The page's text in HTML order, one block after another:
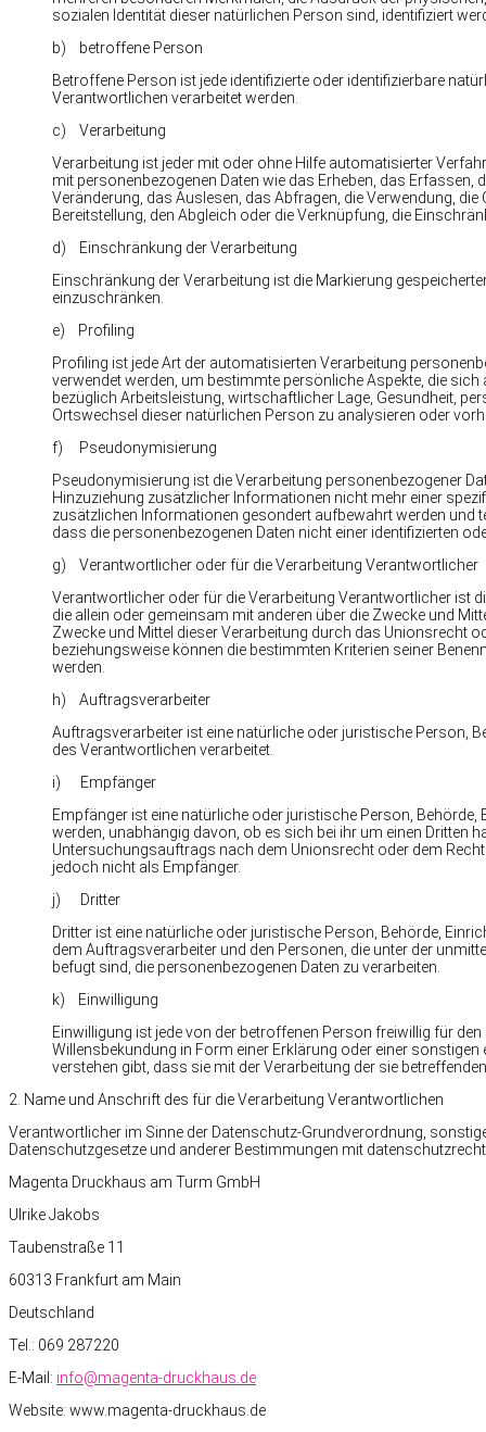
sozialen Identität dieser natürlichen Person sind, identifiziert
b) betroffene Person
Betroffene Person ist jede identifizierte oder identifizierbare
Verantwortlichen verarbeitet werden.
c) Verarbeitung
Verarbeitung ist jeder mit oder ohne Hilfe automatisierter
mit personenbezogenen Daten wie das Erheben, das
Veränderung, das Auslesen, das Abfragen, die Verwendung,
Bereitstellung, den Abgleich oder die Verknüpfung, die
d) Einschränkung der Verarbeitung
Einschränkung der Verarbeitung ist die Markierung
einzuschränken.
e) Profiling
Profiling ist jede Art der automatisierten Verarbeitung
verwendet werden, um bestimmte persönliche Aspekte, die
bezüglich Arbeitsleistung, wirtschaftlicher Lage, Gesundheit,
Ortswechsel dieser natürlichen Person zu analysieren oder
f) Pseudonymisierung
Pseudonymisierung ist die Verarbeitung personenbezogener
Hinzuziehung zusätzlicher Informationen nicht mehr einer
zusätzlichen Informationen gesondert aufbewahrt werden und
dass die personenbezogenen Daten nicht einer identifizierten
g) Verantwortlicher oder für die Verarbeitung Verantwortlicher
Verantwortlicher oder für die Verarbeitung Verantwortlicher ist
die allein oder gemeinsam mit anderen über die Zwecke und
Zwecke und Mittel dieser Verarbeitung durch das Unionsrecht
beziehungsweise können die bestimmten Kriterien seiner
werden.
h) Auftragsverarbeiter
Auftragsverarbeiter ist eine natürliche oder juristische Person,
des Verantwortlichen verarbeitet.
i) Empfänger
Empfänger ist eine natürliche oder juristische Person,
werden, unabhängig davon, ob es sich bei ihr um einen Dritten
Untersuchungsauftrags nach dem Unionsrecht oder dem
jedoch nicht als Empfänger.
j) Dritter
Dritter ist eine natürliche oder juristische Person, Behörde,
dem Auftragsverarbeiter und den Personen, die unter der
befugt sind, die personenbezogenen Daten zu verarbeiten.
k) Einwilligung
Einwilligung ist jede von der betroffenen Person freiwillig für
Willensbekundung in Form einer Erklärung oder einer
verstehen gibt, dass sie mit der Verarbeitung der sie
2. Name und Anschrift des für die Verarbeitung Verantwortlichen
Verantwortlicher im Sinne der Datenschutz-Grundverordnung,
Datenschutzgesetze und anderer Bestimmungen mit
Magenta Druckhaus am Turm GmbH
Ulrike Jakobs
Taubenstraße 11
60313 Frankfurt am Main
Deutschland
Tel.: 069 287220
E-Mail: info@magenta-druckhaus.de
Website: www.magenta-druckhaus.de